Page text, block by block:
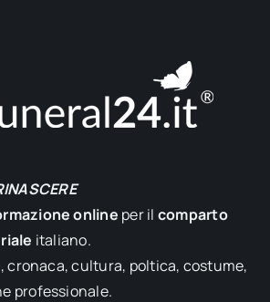
online per il comparto
italiano.
cronaca, cultura, poltica, costume,
professionale.